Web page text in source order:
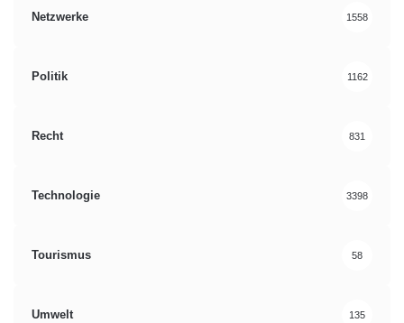
Netzwerke 1558
Politik 1162
Recht 831
Technologie 3398
Tourismus 58
Umwelt 135